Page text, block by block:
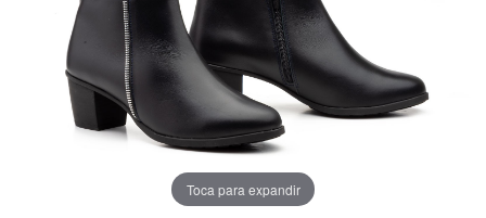
Toca para expandir